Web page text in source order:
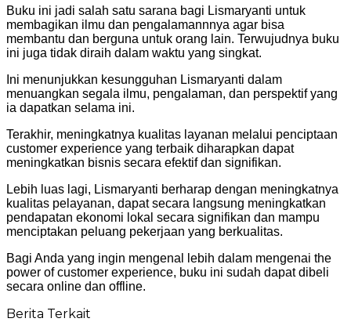
Buku ini jadi salah satu sarana bagi Lismaryanti untuk
membagikan ilmu dan pengalamannnya agar bisa
membantu dan berguna untuk orang lain. Terwujudnya buku
ini juga tidak diraih dalam waktu yang singkat.
Ini menunjukkan kesungguhan Lismaryanti dalam
menuangkan segala ilmu, pengalaman, dan perspektif yang
ia dapatkan selama ini.
Terakhir, meningkatnya kualitas layanan melalui penciptaan
customer experience yang terbaik diharapkan dapat
meningkatkan bisnis secara efektif dan signifikan.
Lebih luas lagi, Lismaryanti berharap dengan meningkatnya
kualitas pelayanan, dapat secara langsung meningkatkan
pendapatan ekonomi lokal secara signifikan dan mampu
menciptakan peluang pekerjaan yang berkualitas.
Bagi Anda yang ingin mengenal lebih dalam mengenai the
power of customer experience, buku ini sudah dapat dibeli
secara online dan offline.
Berita Terkait